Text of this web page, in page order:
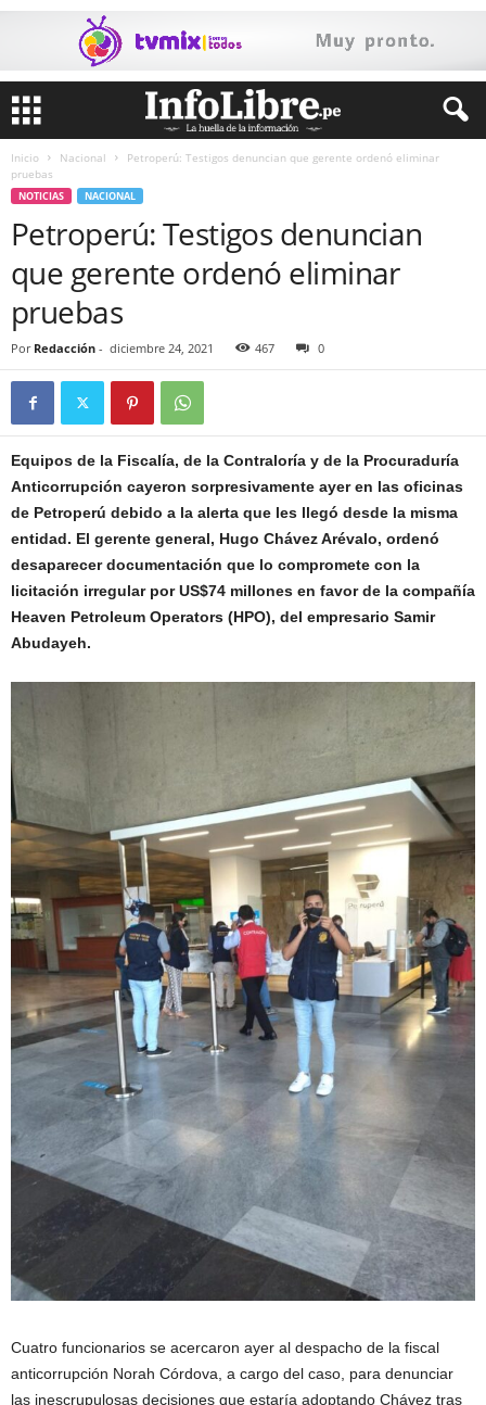
Inicio Nacional
Petroperú: Testigos denuncian que gerente ordenó eliminar
pruebas
NOTICIAS NACIONAL
Petroperú: Testigos denuncian
que gerente ordenó eliminar
pruebas
Por Redacción - diciembre 24, 2021 467 0
Equipos de la Fiscalía, de la Contraloría y de la Procuraduría
Anticorrupción cayeron sorpresivamente ayer en las oficinas
de Petroperú debido a la alerta que les llegó desde la misma
entidad. El gerente general, Hugo Chávez Arévalo, ordenó
desaparecer documentación que lo compromete con la
licitación irregular por US$74 millones en favor de la compañía
Heaven Petroleum Operators (HPO), del empresario Samir
Abudayeh.
Cuatro funcionarios se acercaron ayer al despacho de la fiscal
anticorrupción Norah Córdova, a cargo del caso, para denunciar
las inescrupulosas decisiones que estaría adoptando Chávez tras